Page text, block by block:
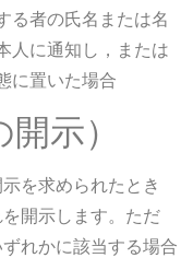
る者の氏名または名
人に通知し，または
に置いた場合
示）
を求められたとき
開示します。ただ
れかに該当する場合